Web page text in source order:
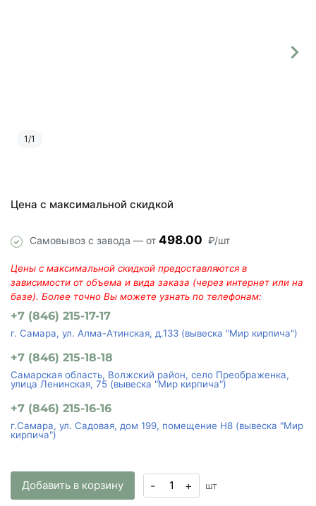
1/1
Цена с максимальной скидкой
Самовывоз с завода — от 498.00 ₽/шт
Цены с максимальной скидкой предоставляются в
зависимости от объема и вида заказа (через интернет или на
базе). Более точно Вы можете узнать по телефонам:
+7 (846) 215-17-17
г. Самара, ул. Алма-Атинская, д.133 (вывеска "Мир кирпича")
+7 (846) 215-18-18
Самарская область, Волжский район, село Преображенка,
улица Ленинская, 75 (вывеска "Мир кирпича")
+7 (846) 215-16-16
г.Самара, ул. Садовая, дом 199, помещение Н8 (вывеска "Мир
кирпича")
Добавить в корзину - + шт